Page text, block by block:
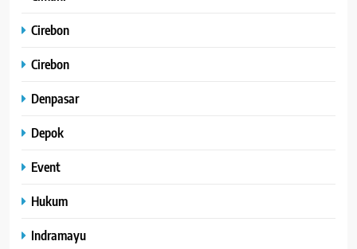
Cirebon
Cirebon
Denpasar
Depok
Event
Hukum
Indramayu